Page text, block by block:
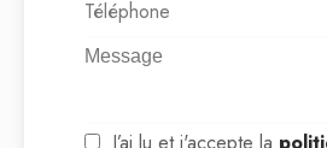
J’ai lu et j'accepte la